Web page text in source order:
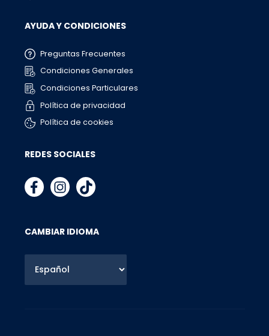
AYUDA Y CONDICIONES
Preguntas Frecuentes
Condiciones Generales
Condiciones Particulares
Política de privacidad
Política de cookies
REDES SOCIALES
CAMBIAR IDIOMA